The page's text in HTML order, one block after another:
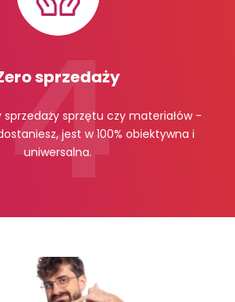
sprzedaży
sprzedaży sprzętu czy materiałów -
jest w 100% obiektywna i
uniwersalna.